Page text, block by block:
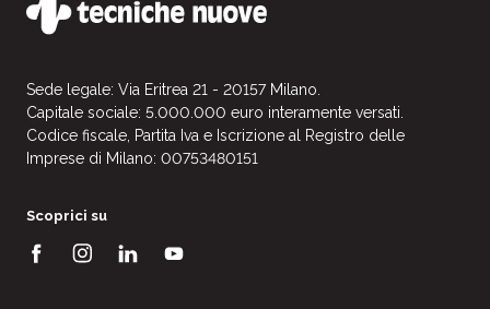
Sede legale: Via Eritrea 21 - 20157 Milano.
Capitale sociale: 5.000.000 euro interamente versati.
Codice fiscale, Partita Iva e Iscrizione al Registro delle
Imprese di Milano: 00753480151
Scoprici su